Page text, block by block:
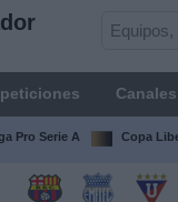
Canales
Pro Serie A Copa